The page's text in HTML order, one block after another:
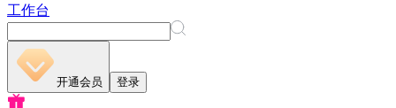
工作台
开通会员 登录